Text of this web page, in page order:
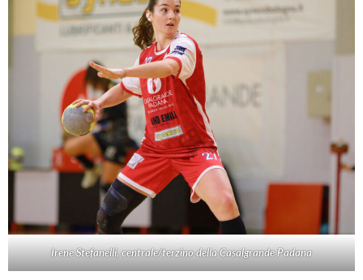
Irene Stefanelli, centrale/terzino della Casalgrande Padana